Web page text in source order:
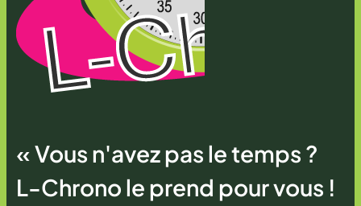
« Vous n'avez pas le temps ?
L-Chrono le prend pour vous !